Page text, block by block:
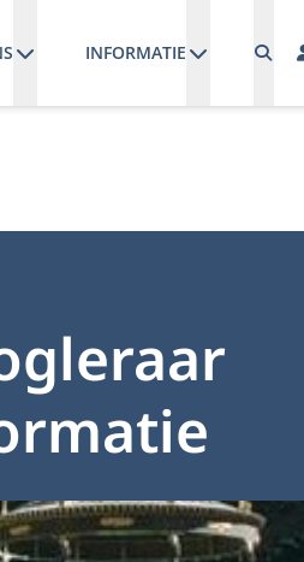
INFORMATIE